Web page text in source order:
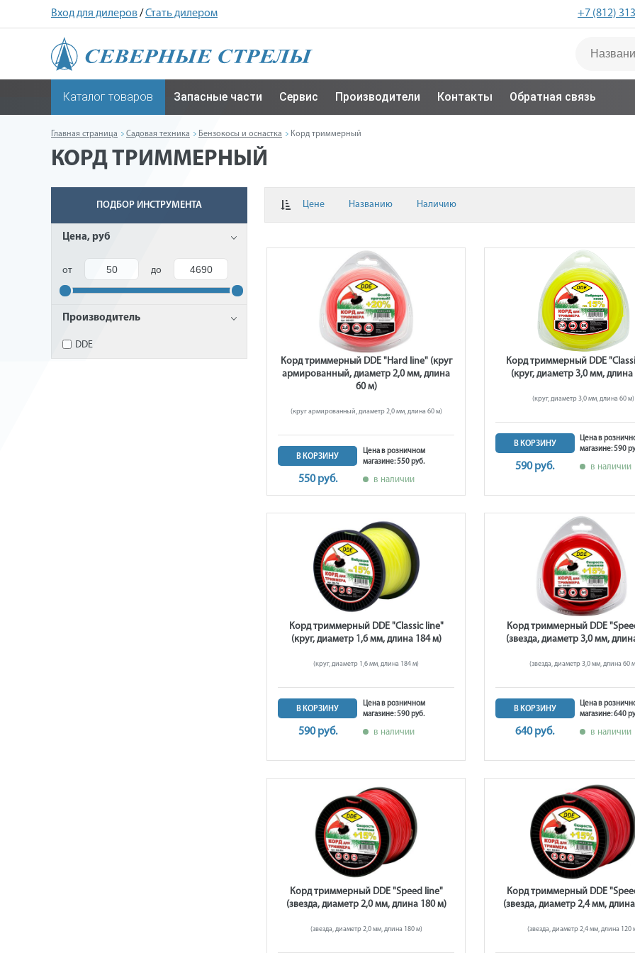
Вход для дилеров/Стать дилером +7 (812)
Каталог товаров Запасные части Сервис Производители Контакты Обратная связь
Главная страница Садовая техника Бензокосы и оснастка Корд триммерный
КОРД ТРИММЕРНЫЙ
ПОДБОР ИНСТРУМЕНТА
Цена, руб
от до
Производитель
DDE
Цене Названию Наличию
Корд триммерный DDE "Hard line" (круг
армированный, диаметр 2,0 мм, длина
60 м)
(круг армированный, диаметр 2,0 мм, длина 60 м)
В КОРЗИНУ
550 руб.
Цена в розничном
магазине: 550 руб.
в наличии
Корд триммерный DDE
(круг, диаметр 3,0 мм, длина
(круг, диаметр 3,0 мм, длина 60 м)
В КОРЗИНУ
590 руб.
Цена в
магазине: 590
в наличии
Корд триммерный DDE "Classic line"
(круг, диаметр 1,6 мм, длина 184 м)
(круг, диаметр 1,6 мм, длина 184 м)
В КОРЗИНУ
590 руб.
Цена в розничном
магазине: 590 руб.
в наличии
Корд триммерный DDE
(звезда, диаметр 3,0 мм,
(звезда, диаметр 3,0 мм, длина 60
В КОРЗИНУ
640 руб.
Цена в
магазине: 640
в наличии
Корд триммерный DDE "Speed line"
(звезда, диаметр 2,0 мм, длина 180 м)
(звезда, диаметр 2,0 мм, длина 180 м)
Корд триммерный DDE
(звезда, диаметр 2,4 мм,
(звезда, диаметр 2,4 мм, длина 120